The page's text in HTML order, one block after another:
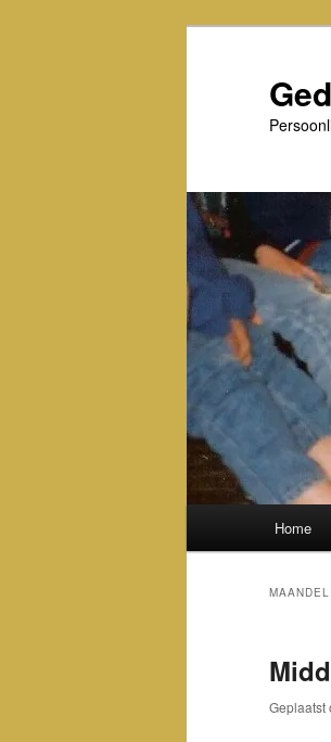
Home
Geplaatst